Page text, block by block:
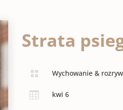
Strata
 Wychowanie &
 kwi 6